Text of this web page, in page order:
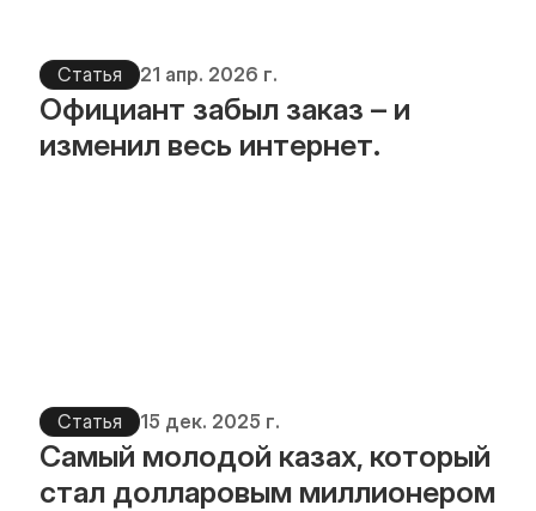
Статья 21 апр. 2026 г.
Официант забыл заказ – и
изменил весь интернет.
Статья 15 дек. 2025 г.
Самый молодой казах, который
стал долларовым миллионером